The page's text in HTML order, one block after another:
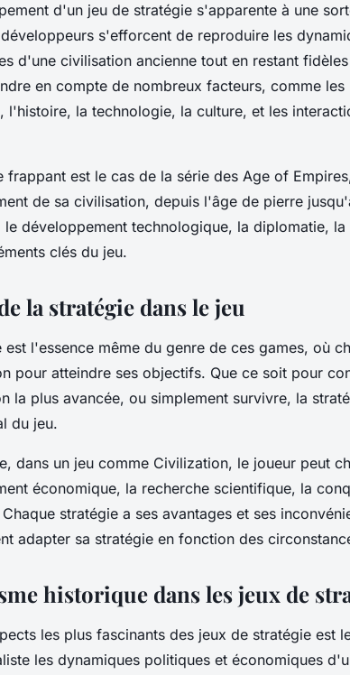
d'un jeu de stratégie s'apparente à une
s'efforcent de reproduire les
d'une civilisation ancienne tout en restant
en compte de nombreux facteurs, comme
l'histoire, la technologie, la culture, et les
frappant est le cas de la série des Age of
de sa civilisation, depuis l'âge de pierre
le développement technologique, la diplomatie,
clés du jeu.
la stratégie dans le jeu
est l'essence même du genre de ces games, où
pour atteindre ses objectifs. Que ce soit pour
la plus avancée, ou simplement survivre, la
du jeu.
dans un jeu comme Civilization, le joueur peut
économique, la recherche scientifique, la
stratégie a ses avantages et ses
adapter sa stratégie en fonction des
historique dans les jeux de
les plus fascinants des jeux de stratégie est
les dynamiques politiques et économiques